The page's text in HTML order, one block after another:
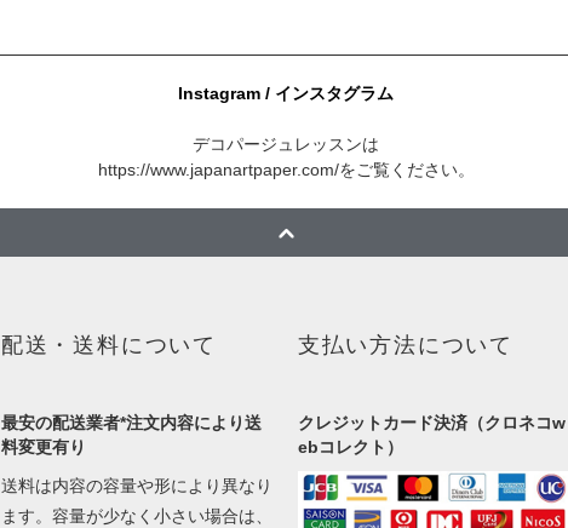
Instagram / インスタグラム
デコパージュレッスンは
https://www.japanartpaper.com/をご覧ください。
配送・送料について
最安の配送業者*注文内容により送
料変更有り
送料は内容の容量や形により異なり
ます。容量が少なく小さい場合は、
支払い方法について
クレジットカード決済（クロネコw
ebコレクト）